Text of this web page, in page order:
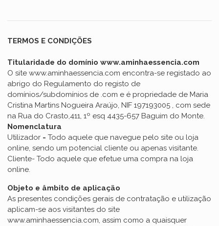
TERMOS E CONDIÇÕES
Titularidade do domínio www.aminhaessencia.com
O site www.aminhaessencia.com encontra-se registado ao
abrigo do Regulamento do registo de
domínios/subdomínios de .com e é propriedade de Maria
Cristina Martins Nogueira Araújo, NIF 197193005 , com sede
na Rua do Crasto,411, 1º esq 4435-657 Baguim do Monte.
Nomenclatura
Utilizador - Todo aquele que navegue pelo site ou loja
online, sendo um potencial cliente ou apenas visitante.
Cliente- Todo aquele que efetue uma compra na loja
online.
Objeto e âmbito de aplicação
As presentes condições gerais de contratação e utilização
aplicam-se aos visitantes do site
www.aminhaessencia.com, assim como a quaisquer